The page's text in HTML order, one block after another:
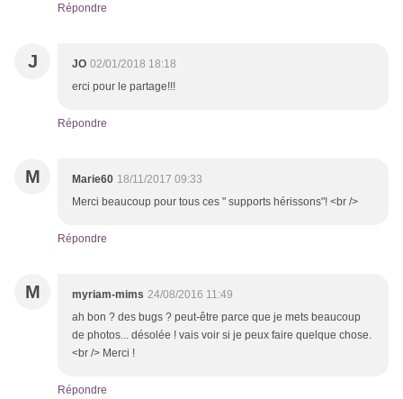
Répondre
J JO 02/01/2018 18:18
erci pour le partage!!!
Répondre
M Marie60 18/11/2017 09:33
Merci beaucoup pour tous ces " supports hérissons"! <br />
Répondre
M myriam-mims 24/08/2016 11:49
ah bon ? des bugs ? peut-être parce que je mets beaucoup
de photos... désolée ! vais voir si je peux faire quelque chose.
<br /> Merci !
Répondre